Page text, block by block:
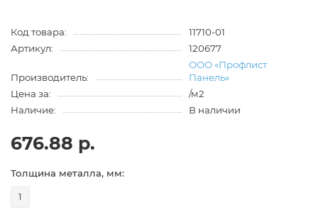
Код товара:
11710-01
Артикул:
120677
Производитель:
ООО «Профлист
Панель»
Цена за:
/м2
Наличие:
В наличии
676.88 р.
Толщина металла, мм:
1